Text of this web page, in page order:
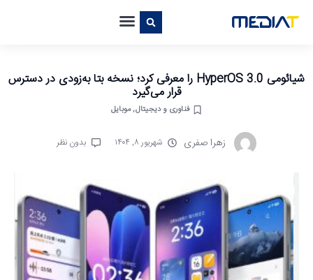
شیائومی HyperOS 3.0 را معرفی کرد؛ نسخه بتا به‌زودی در دسترس
قرار می‌گیرد
فناوری و دیجیتال,موبایل
زهرا صفری شهریور ۸, ۱۴۰۴ بدون نظر